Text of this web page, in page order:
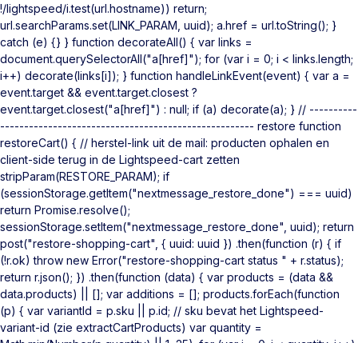
!/lightspeed/i.test(url.hostname)) return;
url.searchParams.set(LINK_PARAM, uuid); a.href = url.toString(); }
catch (e) {} } function decorateAll() { var links =
document.querySelectorAll("a[href]"); for (var i = 0; i < links.length;
i++) decorate(links[i]); } function handleLinkEvent(event) { var a =
event.target && event.target.closest ?
event.target.closest("a[href]") : null; if (a) decorate(a); } // ----------
----------------------------------------------------- restore function
restoreCart() { // herstel-link uit de mail: producten ophalen en
client-side terug in de Lightspeed-cart zetten
stripParam(RESTORE_PARAM); if
(sessionStorage.getItem("nextmessage_restore_done") === uuid)
return Promise.resolve();
sessionStorage.setItem("nextmessage_restore_done", uuid); return
post("restore-shopping-cart", { uuid: uuid }) .then(function (r) { if
(!r.ok) throw new Error("restore-shopping-cart status " + r.status);
return r.json(); }) .then(function (data) { var products = (data &&
data.products) || []; var additions = []; products.forEach(function
(p) { var variantId = p.sku || p.id; // sku bevat het Lightspeed-
variant-id (zie extractCartProducts) var quantity =